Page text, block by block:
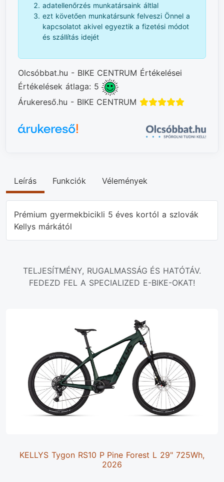
adatellenőrzés munkatársaink áltlal
ezt követően munkatársunk felveszi Önnel a
kapcsolatot akivel egyeztik a fizetési módot
és szállítás idejét
Olcsóbbat.hu - BIKE CENTRUM Értékelései
Értékelések átlaga: 5
Árukereső.hu - BIKE CENTRUM
Leírás Funkciók Vélemények
Prémium gyermekbicikli 5 éves kortól a szlovák
Kellys márkától
TELJESÍTMÉNY, RUGALMASSÁG ÉS HATÓTÁV.
FEDEZD FEL A SPECIALIZED E-BIKE-OKAT!
KELLYS Tygon RS10 P Pine Forest L 29" 725Wh,
2026